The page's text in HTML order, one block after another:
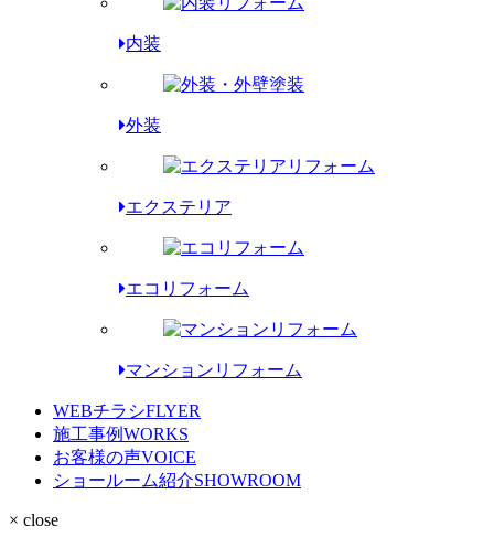
内装
外装
エクステリア
エコリフォーム
マンションリフォーム
WEBチラシFLYER
施工事例WORKS
お客様の声VOICE
ショールーム紹介SHOWROOM
× close